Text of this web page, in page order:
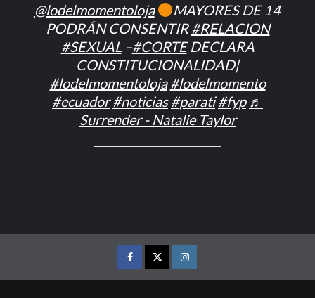
@lodelmomentoloja
MAYORES DE 14
PODRÁN CONSENTIR#RELACION
#SEXUAL –#CORTEDECLARA
CONSTITUCIONALIDAD|
#lodelmomentoloja #lodelmomento
#ecuador #noticias #parati #fyp ♬
Surrender - Natalie Taylor
FACEBOOK
TWITTERINSTAGRAM